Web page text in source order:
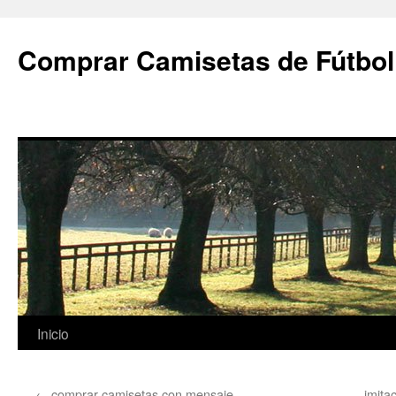
Comprar Camisetas de
Saltar
Inicio